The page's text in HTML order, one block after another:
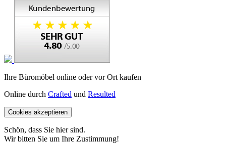
Ihre Büromöbel online oder vor Ort kaufen
Online durch Crafted und Resulted
Cookies akzeptieren
Schön, dass Sie hier sind.
Wir bitten Sie um Ihre Zustimmung!